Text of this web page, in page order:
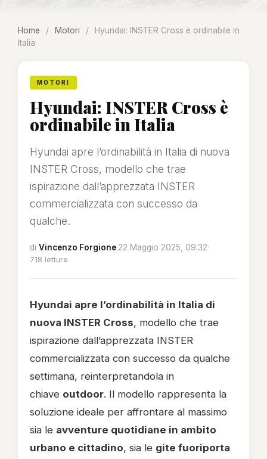
Home / Motori /
Hyundai: INSTER Cross è ordinabile in
Italia
MOTORI
Hyundai: INSTER Cross è
ordinabile in Italia
Hyundai apre l’ordinabilità in Italia di nuova
INSTER Cross, modello che trae
ispirazione dall’apprezzata INSTER
commercializzata con successo da
qualche.
di Vincenzo Forgione·22 Maggio 2025, 09:32·
718 letture
Hyundai apre l’ordinabilità in Italia di
nuova INSTER Cross, modello che trae
ispirazione dall’apprezzata INSTER
commercializzata con successo da qualche
settimana, reinterpretandola in
chiave outdoor. Il modello rappresenta la
soluzione ideale per affrontare al massimo
sia le avventure quotidiane in ambito
urbano e cittadino, sia le gite fuoriporta